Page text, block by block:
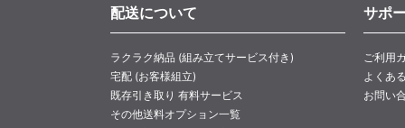
配送について
ラクラク納品 (組み立てサービス付き)
宅配 (お客様組立)
既存引き取り 有料サービス
その他送料オプション一覧
サポ
ご利用
よくあ
お問い